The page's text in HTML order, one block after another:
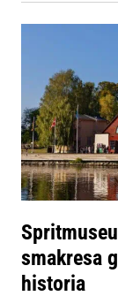
smakresa
historia